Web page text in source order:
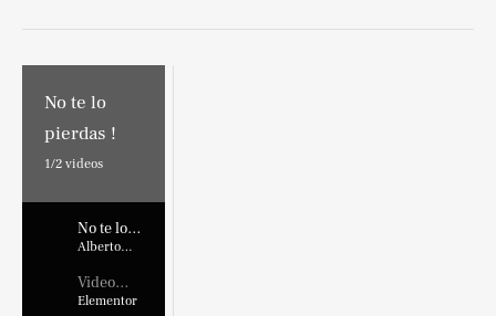
No te lo
pierdas !
1/2 videos
No te lo
pierdas !
Alberto
Video
Placehold
Elementor